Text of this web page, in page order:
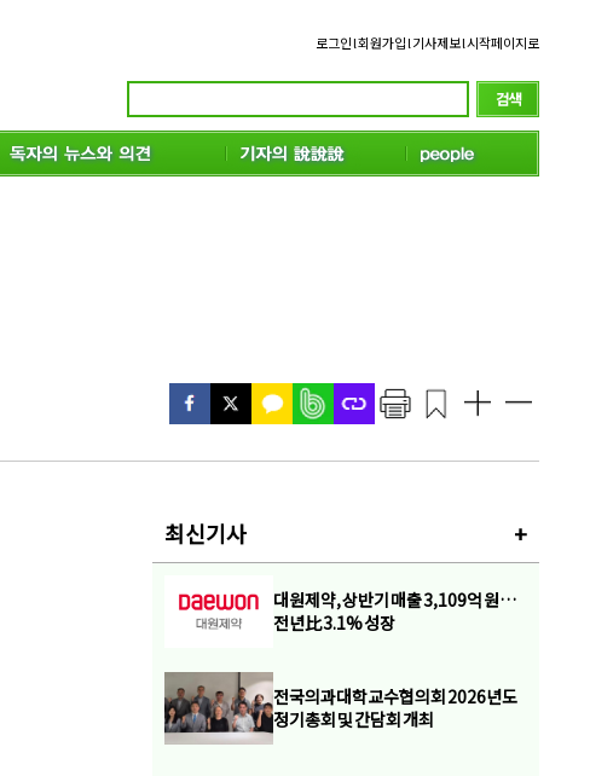
로그인l회원가입l기사제보l시작페이지로
최신기사 +
대원제약, 상반기 매출 3,109억 원…
전년比 3.1% 성장
전국의과대학교수협의회 2026년도
정기총회 및 간담회 개최